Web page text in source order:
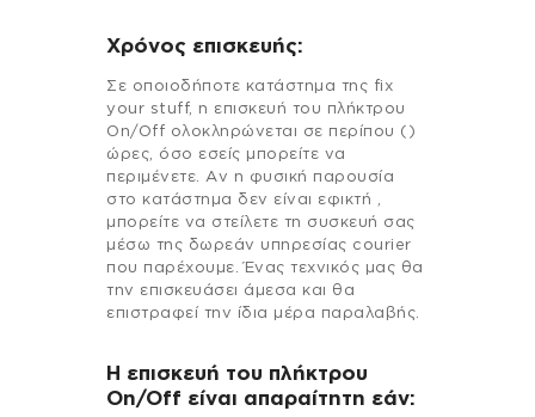
Χρόνος επισκευής:
Σε οποιοδήποτε κατάστημα της fix
your stuff, η επισκευή του πλήκτρου
On/Off ολοκληρώνεται σε περίπου ()
ώρες, όσο εσείς μπορείτε να
περιμένετε. Αν η φυσική παρουσία
στο κατάστημα δεν είναι εφικτή ,
μπορείτε να στείλετε τη συσκευή σας
μέσω της δωρεάν υπηρεσίας courier
που παρέχουμε. Ένας τεχνικός μας θα
την επισκευάσει άμεσα και θα
επιστραφεί την ίδια μέρα παραλαβής.
Η επισκευή του πλήκτρου
On/Off είναι απαραίτητη εάν: